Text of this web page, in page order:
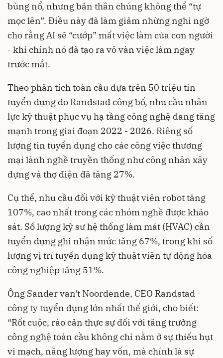
bùng nổ, nhưng bản thân chúng không thể “tự
mọc lên”. Điều này đã làm giảm những nghi ngờ
cho rằng AI sẽ “cướp” mất việc làm của con người
- khi chính nó đã tạo ra vô vàn việc làm ngay
trước mắt.
Theo phân tích toàn cầu dựa trên 50 triệu tin
tuyển dụng do Randstad công bố, nhu cầu nhân
lực kỹ thuật phục vụ hạ tầng công nghệ đang tăng
mạnh trong giai đoạn 2022 - 2026. Riêng số
lượng tin tuyển dụng cho các công việc thương
mại lành nghề truyền thống như công nhân xây
dựng và thợ điện đã tăng 27%.
Cụ thể, nhu cầu đối với kỹ thuật viên robot tăng
107%, cao nhất trong các nhóm nghề được khảo
sát. Số lượng kỹ sư hệ thống làm mát (HVAC) cần
tuyển dụng ghi nhận mức tăng 67%, trong khi số
lượng vị trí tuyển dụng kỹ thuật viên tự động hóa
công nghiệp tăng 51%.
Ông Sander van't Noordende, CEO Randstad -
công ty tuyển dụng lớn nhất thế giới, cho biết:
“Rốt cuộc, rào cản thực sự đối với tăng trưởng
công nghệ toàn cầu không chỉ nằm ở sự thiếu hụt
vi mạch, năng lượng hay vốn, mà chính là sự